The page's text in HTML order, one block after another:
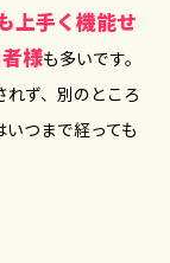
上手く機能せ
様も多いです。
ず、別のところ
つまで経っても